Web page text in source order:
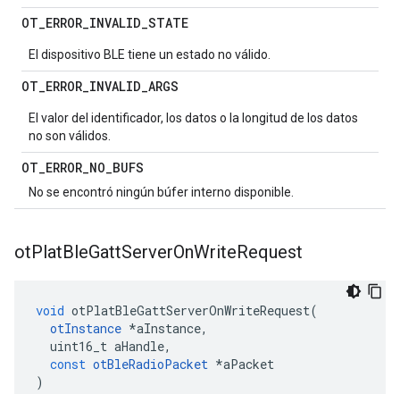
OT_ERROR_INVALID_STATE
El dispositivo BLE tiene un estado no válido.
OT_ERROR_INVALID_ARGS
El valor del identificador, los datos o la longitud de los datos
no son válidos.
OT_ERROR_NO_BUFS
No se encontró ningún búfer interno disponible.
otPlatBleGattServerOnWriteRequest
void otPlatBleGattServerOnWriteRequest(
otInstance *aInstance,
uint16_t aHandle,
const otBleRadioPacket *aPacket
)